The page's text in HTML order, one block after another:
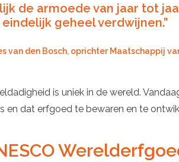
de armoede van jaar tot
eindelijk geheel verdwijnen.”
van den Bosch, oprichter Maatschappij
is uniek in de wereld.
en dat erfgoed te bewaren en te